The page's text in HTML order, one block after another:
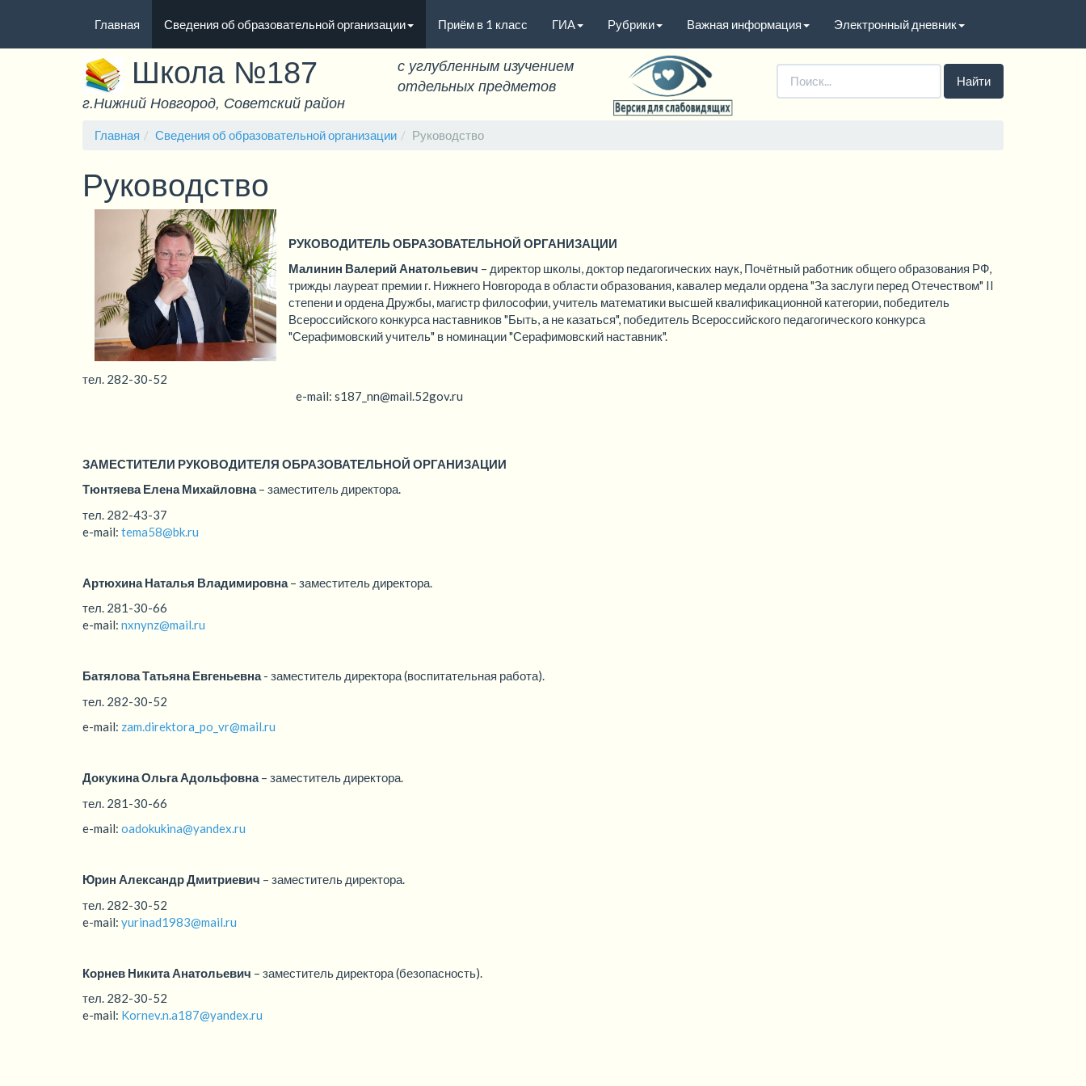
Главная Сведения об образовательной организации Приём в 1 класс ГИА Рубрики Важная информация Электронный дневник
Изображения: A A A Цветовая схема:
Школа №187
г.Нижний Новгород, Советский район
с углубленным изучением
отдельных предметов
Главная Сведения об образовательной организации Руководство
Руководство
РУКОВОДИТЕЛЬ ОБРАЗОВАТЕЛЬНОЙ ОРГАНИЗАЦИИ
Малинин Валерий Анатольевич – директор школы, доктор педагогических наук, Почётный работник общего образования РФ,
трижды лауреат премии г. Нижнего Новгорода в области образования, кавалер медали ордена "За заслуги перед Отечеством" II
степени и ордена Дружбы, магистр философии, учитель математики высшей квалификационной категории, победитель
Всероссийского конкурса наставников "Быть, а не казаться", победитель Всероссийского педагогического конкурса
"Серафимовский учитель" в номинации "Серафимовский наставник".
тел. 282-30-52
e-mail: s187_nn@mail.52gov.ru
ЗАМЕСТИТЕЛИ РУКОВОДИТЕЛЯ ОБРАЗОВАТЕЛЬНОЙ ОРГАНИЗАЦИИ
Тюнтяева Елена Михайловна– заместитель директора.
тел. 282-43-37
e-mail: tema58@bk.ru
Артюхина Наталья Владимировна– заместитель директора.
тел. 281-30-66
e-mail: nxnynz@mail.ru
Батялова Татьяна Евгеньевна- заместитель директора (воспитательная работа).
тел. 282-30-52
e-mail: zam.direktora_po_vr@mail.ru
Докукина Ольга Адольфовна– заместитель директора.
тел. 281-30-66
e-mail: oadokukina@yandex.ru
Юрин Александр Дмитриевич – заместитель директора.
тел. 282-30-52
e-mail: yurinad1983@mail.ru
Корнев Никита Анатольевич – заместитель директора (безопасность).
тел. 282-30-52
e-mail: Kornev.n.a187@yandex.ru